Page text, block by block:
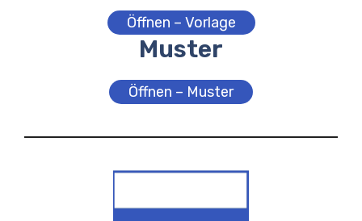
Öffnen – Vorlage
Muster
Öffnen – Muster